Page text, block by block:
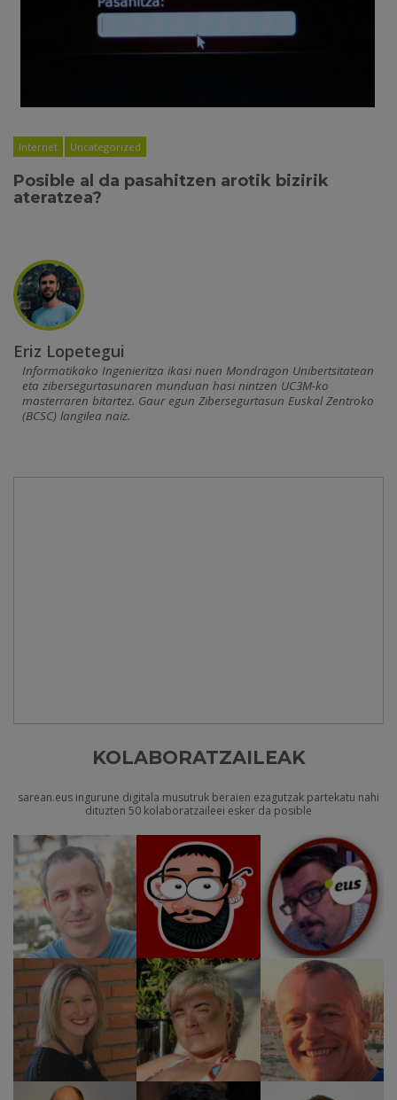
Internet Uncategorized
Posible al da pasahitzen arotik bizirik
ateratzea?
Eriz Lopetegui
Informatikako Ingenieritza ikasi nuen Mondragon Unibertsitatean
eta zibersegurtasunaren munduan hasi nintzen UC3M-ko
masterraren bitartez. Gaur egun Zibersegurtasun Euskal Zentroko
(BCSC) langilea naiz.
KOLABORATZAILEAK
sarean.eus ingurune digitala musutruk beraien ezagutzak partekatu nahi
dituzten 50 kolaboratzaileei esker da posible